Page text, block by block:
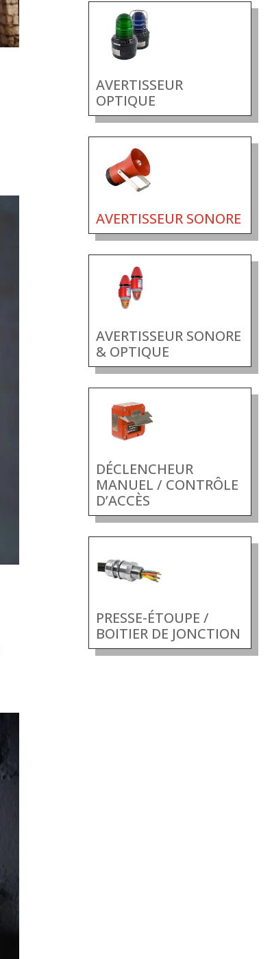
AVERTISSEUR
OPTIQUE
AVERTISSEUR SONORE
AVERTISSEUR SONORE
& OPTIQUE
DÉCLENCHEUR
MANUEL / CONTRÔLE
D’ACCÈS
PRESSE-ÉTOUPE /
BOITIER DE JONCTION